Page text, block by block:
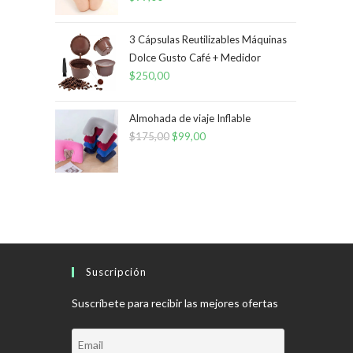
3 Cápsulas Reutilizables Máquinas
Dolce Gusto Café + Medidor
$250,00
Almohada de viaje Inflable
$175,00El
$99,00El
Suscripción
Suscríbete para recibir las mejores ofertas